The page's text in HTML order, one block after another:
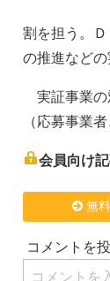
割を担う。
の推進などの
実証事業の
（応募事業
会員向け記
無